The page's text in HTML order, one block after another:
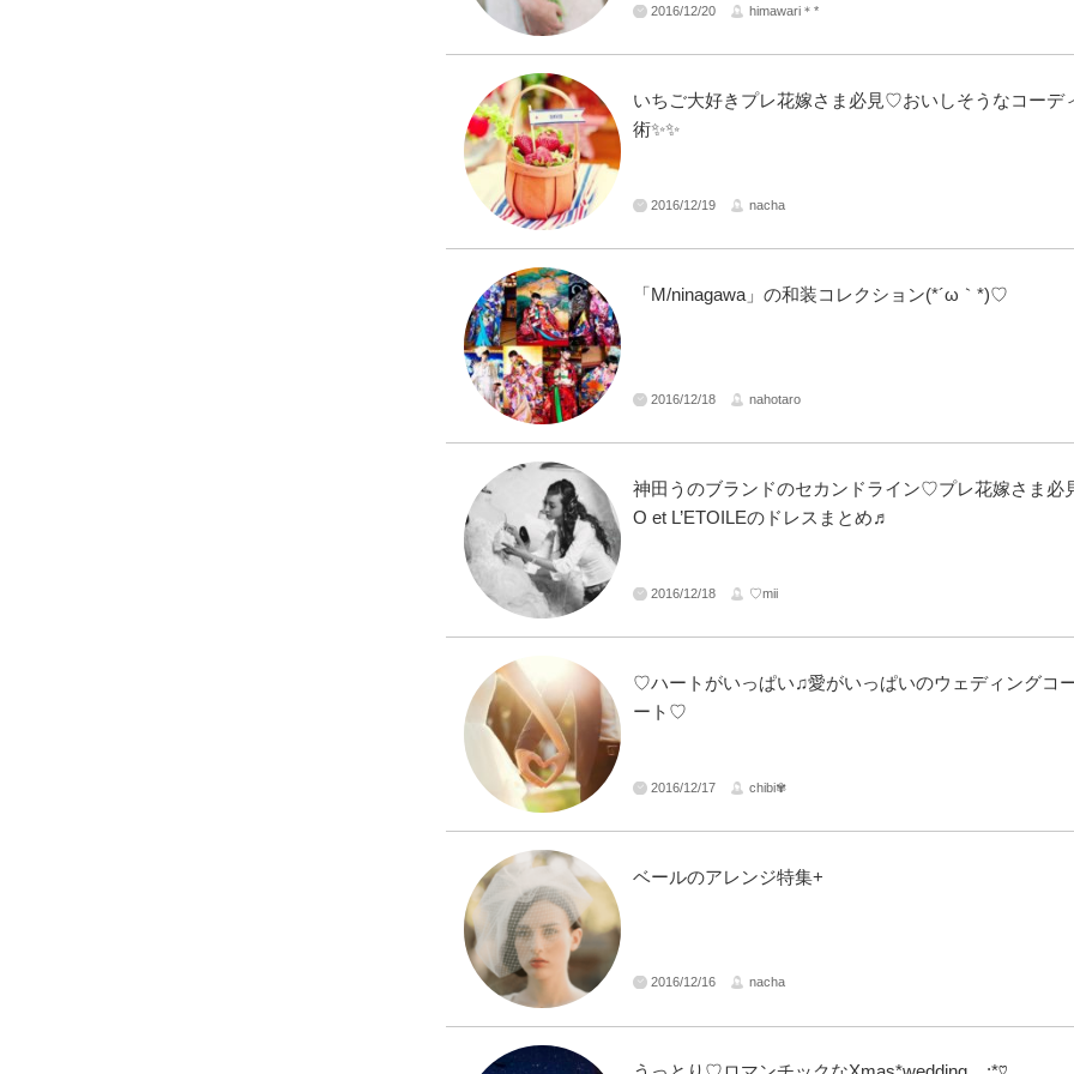
2016/12/20 himawari＊*
いちご大好きプレ花嫁さま必見♡おいしそうなコーデ
術✨✨
2016/12/19 nacha
「M/ninagawa」の和装コレクション(*´ω｀*)♡
2016/12/18 nahotaro
神田うのブランドのセカンドライン♡プレ花嫁さま必
O et L’ETOILEのドレスまとめ♬
2016/12/18 ♡mii
♡ハートがいっぱい♫愛がいっぱいのウェディングコ
ート♡
2016/12/17 chibi✾
ベールのアレンジ特集+
2016/12/16 nacha